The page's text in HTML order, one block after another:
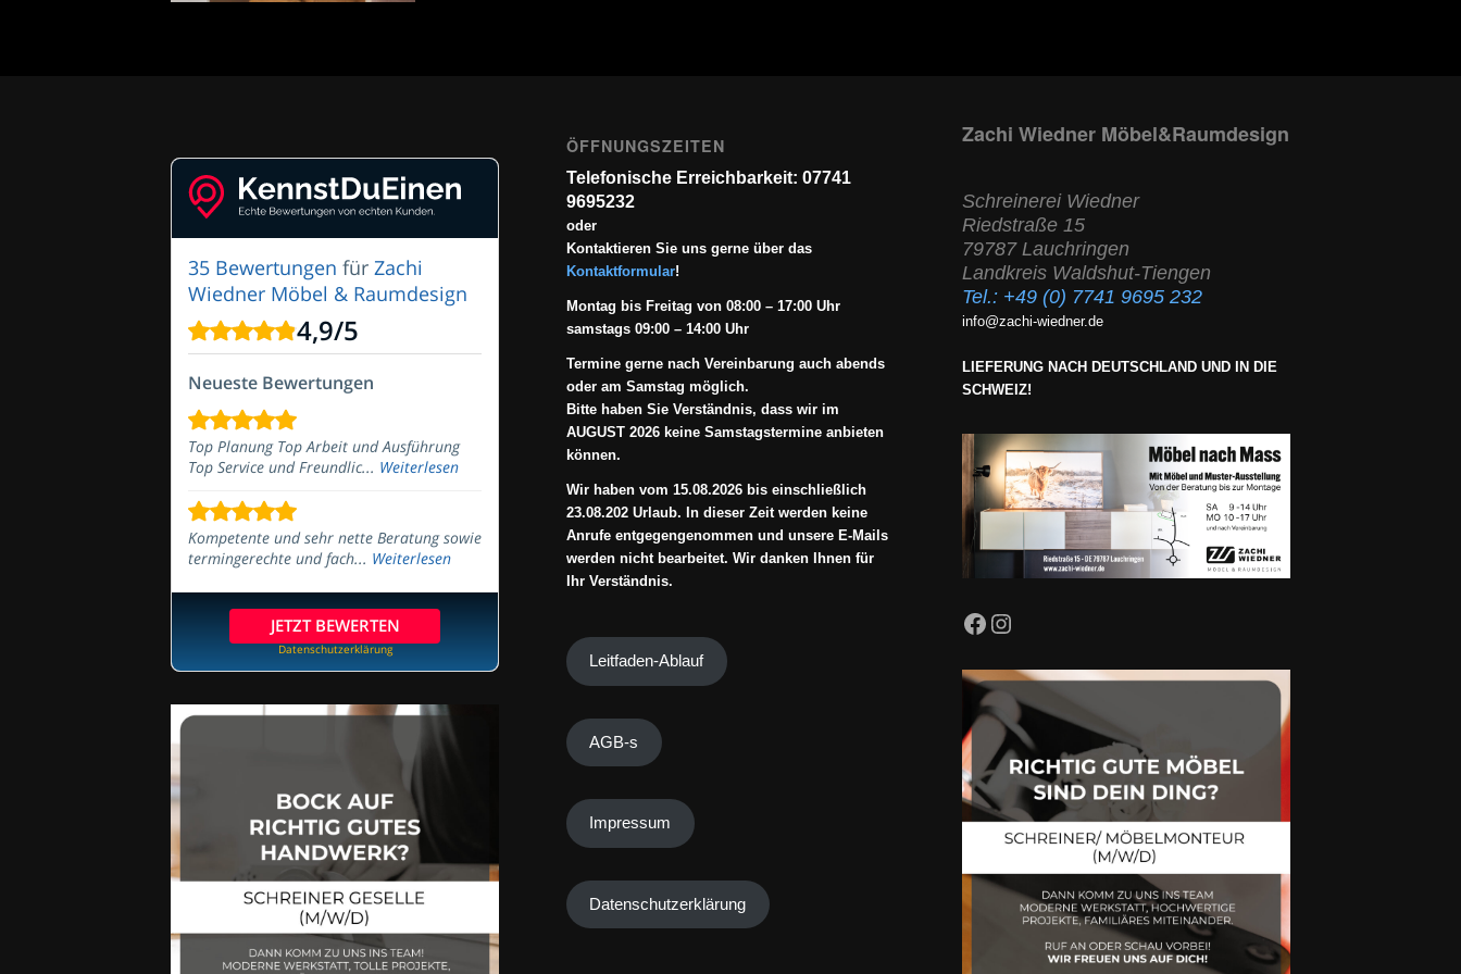
35 Bewertungen für Zachi
Wiedner Möbel & Raumdesign
4,9/5
Neueste Bewertungen
Top Planung Top Arbeit und Ausführung
Top Service und Freundlic... Weiterlesen
Kompetente und sehr nette Beratung sowie
termingerechte und fach... Weiterlesen
JETZT BEWERTEN
Datenschutzerklärung
ÖFFNUNGSZEITEN
Telefonische Erreichbarkeit: 07741
9695232
oder
Kontaktieren Sie uns gerne über das
Kontaktformular!
Montag bis Freitag von 08:00 – 17:00 Uhr
samstags 09:00 – 14:00 Uhr
Termine gerne nach Vereinbarung auch abends
oder am Samstag möglich.
Bitte haben Sie Verständnis, dass wir im
AUGUST 2026 keine Samstagstermine anbieten
können.
Wir haben vom 15.08.2026 bis einschließlich
23.08.202 Urlaub. In dieser Zeit werden keine
Anrufe entgegengenommen und unsere E-Mails
werden nicht bearbeitet. Wir danken Ihnen für
Ihr Verständnis.
Leitfaden-Ablauf
AGB-s
Impressum
Datenschutzerklärung
Zachi Wiedner Möbel&Raumdesign
Schreinerei Wiedner
Riedstraße 15
79787 Lauchringen
Landkreis Waldshut-Tiengen
Tel.: +49 (0) 7741 9695 232
info@zachi-wiedner.de
LIEFERUNG NACH DEUTSCHLAND UND IN DIE
SCHWEIZ!
Facebook
Instagram